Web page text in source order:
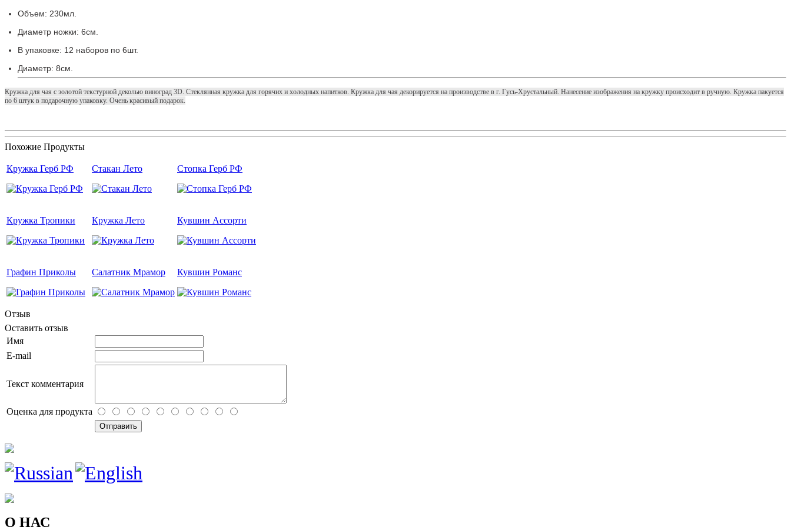
Объем: 230мл.
Диаметр ножки: 6см.
В упаковке: 12 наборов по 6шт.
Диаметр: 8см.
Кружка для чая с золотой текстурной деколью виноград 3D. Стеклянная кружка для горячих и холодных напитков. Кружка для чая декорируется на производстве в г. Гусь-Хрустальный. Нанесение изображения на кружку происходит в ручную. Кружка пакуется
по 6 штук в подарочную упаковку. Очень красивый подарок.
Похожие Продукты
Кружка Герб РФ Стакан Лето Стопка Герб РФ
Кружка Тропики Кружка Лето Кувшин Ассорти
Графин Приколы Салатник Мрамор Кувшин Романс
Отзыв
Оставить отзыв
Имя
E-mail
Текст комментария
Оценка для продукта
О НАС